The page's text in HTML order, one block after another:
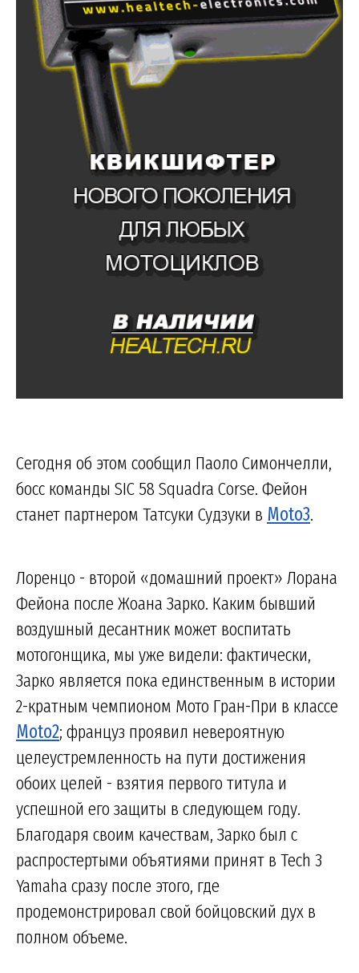
Сегодня об этом сообщил Паоло Симончелли,
босс команды SIC 58 Squadra Corse. Фейон
станет партнером Татсуки Судзуки в Moto3.
Лоренцо - второй «домашний проект» Лорана
Фейона после Жоана Зарко. Каким бывший
воздушный десантник может воспитать
мотогонщика, мы уже видели: фактически,
Зарко является пока единственным в истории
2-кратным чемпионом Мото Гран-При в классе
Moto2; француз проявил невероятную
целеустремленность на пути достижения
обоих целей - взятия первого титула и
успешной его защиты в следующем году.
Благодаря своим качествам, Зарко был с
распростертыми объятиями принят в Tech 3
Yamaha сразу после этого, где
продемонстрировал свой бойцовский дух в
полном объеме.